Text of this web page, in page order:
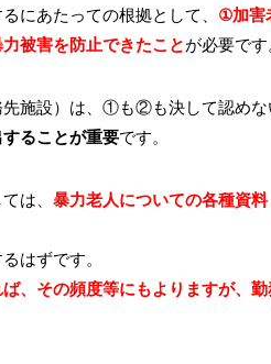
にあたっての根拠として、 ①加害
被害を防止できたことが必要です
施設）は、①も②も決して認めな
ることが重要です。
は、 暴力老人についての各種資
はずです。
、その頻度等にもよりますが、